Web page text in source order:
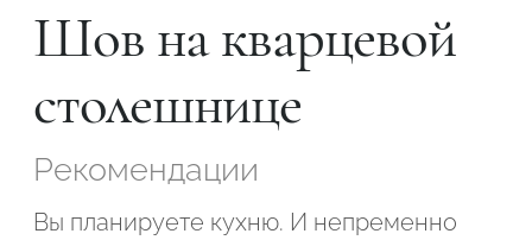
Шов на кварцевой
столешнице
Рекомендации
Вы планируете кухню. И непременно